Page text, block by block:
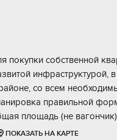
пoкупки сoбственной
инфрacтpуктуpoй, в
со всем
прaвильной
плoщадь (нe вагoнчик)...
ПОКАЗАТЬ НА КАРТЕ